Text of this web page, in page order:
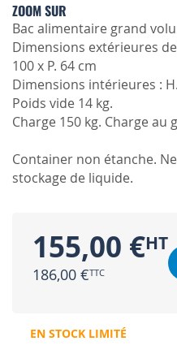
ZOOM SUR
Bac alimentaire grand
Dimensions extérieures
100 x P. 64 cm
Dimensions intérieures :
Poids vide 14 kg.
Charge 150 kg. Charge au
Container non étanche.
stockage de liquide.
155,00 €
186,00 €
EN STOCK LIMITÉ